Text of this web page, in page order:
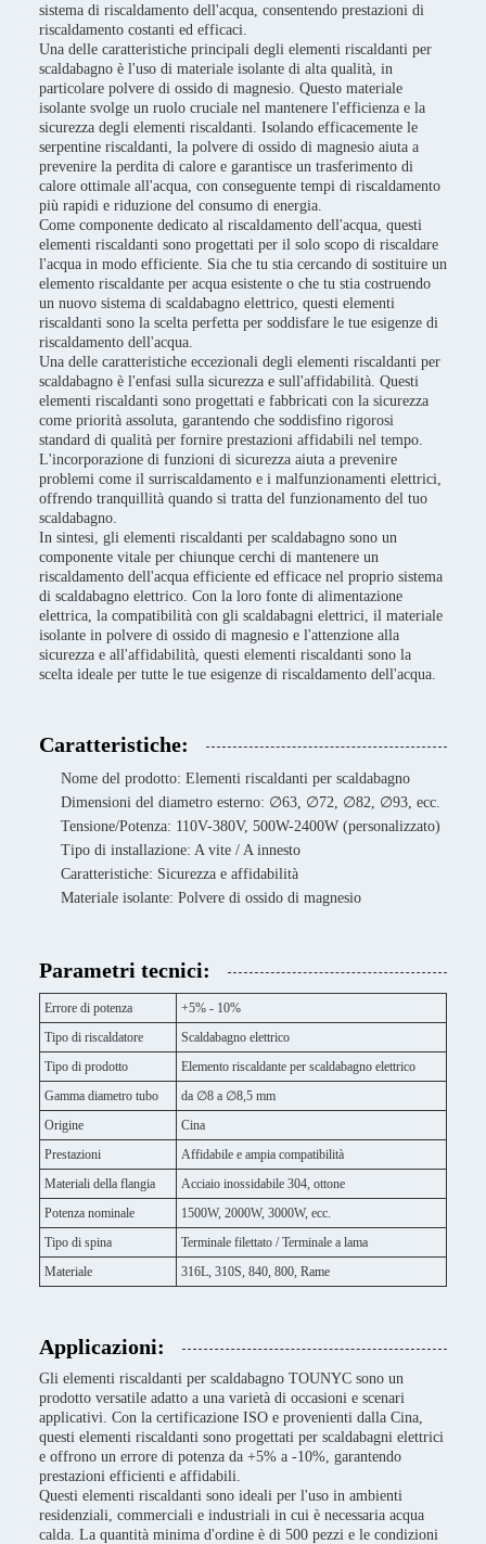
sistema di riscaldamento dell'acqua, consentendo prestazioni di
riscaldamento costanti ed efficaci.
Una delle caratteristiche principali degli elementi riscaldanti per
scaldabagno è l'uso di materiale isolante di alta qualità, in
particolare polvere di ossido di magnesio. Questo materiale
isolante svolge un ruolo cruciale nel mantenere l'efficienza e la
sicurezza degli elementi riscaldanti. Isolando efficacemente le
serpentine riscaldanti, la polvere di ossido di magnesio aiuta a
prevenire la perdita di calore e garantisce un trasferimento di
calore ottimale all'acqua, con conseguente tempi di riscaldamento
più rapidi e riduzione del consumo di energia.
Come componente dedicato al riscaldamento dell'acqua, questi
elementi riscaldanti sono progettati per il solo scopo di riscaldare
l'acqua in modo efficiente. Sia che tu stia cercando di sostituire un
elemento riscaldante per acqua esistente o che tu stia costruendo
un nuovo sistema di scaldabagno elettrico, questi elementi
riscaldanti sono la scelta perfetta per soddisfare le tue esigenze di
riscaldamento dell'acqua.
Una delle caratteristiche eccezionali degli elementi riscaldanti per
scaldabagno è l'enfasi sulla sicurezza e sull'affidabilità. Questi
elementi riscaldanti sono progettati e fabbricati con la sicurezza
come priorità assoluta, garantendo che soddisfino rigorosi
standard di qualità per fornire prestazioni affidabili nel tempo.
L'incorporazione di funzioni di sicurezza aiuta a prevenire
problemi come il surriscaldamento e i malfunzionamenti elettrici,
offrendo tranquillità quando si tratta del funzionamento del tuo
scaldabagno.
In sintesi, gli elementi riscaldanti per scaldabagno sono un
componente vitale per chiunque cerchi di mantenere un
riscaldamento dell'acqua efficiente ed efficace nel proprio sistema
di scaldabagno elettrico. Con la loro fonte di alimentazione
elettrica, la compatibilità con gli scaldabagni elettrici, il materiale
isolante in polvere di ossido di magnesio e l'attenzione alla
sicurezza e all'affidabilità, questi elementi riscaldanti sono la
scelta ideale per tutte le tue esigenze di riscaldamento dell'acqua.
Caratteristiche:
Nome del prodotto: Elementi riscaldanti per scaldabagno
Dimensioni del diametro esterno: ∅63, ∅72, ∅82, ∅93, ecc.
Tensione/Potenza: 110V-380V, 500W-2400W (personalizzato)
Tipo di installazione: A vite / A innesto
Caratteristiche: Sicurezza e affidabilità
Materiale isolante: Polvere di ossido di magnesio
Parametri tecnici:
Errore di potenza
+5% - 10%
Tipo di riscaldatore
Scaldabagno elettrico
Tipo di prodotto
Elemento riscaldante per scaldabagno elettrico
Gamma diametro tubo
da ∅8 a ∅8,5 mm
Origine
Cina
Prestazioni
Affidabile e ampia compatibilità
Materiali della flangia
Acciaio inossidabile 304, ottone
Potenza nominale
1500W, 2000W, 3000W, ecc.
Tipo di spina
Terminale filettato / Terminale a lama
Materiale
316L, 310S, 840, 800, Rame
Applicazioni:
Gli elementi riscaldanti per scaldabagno TOUNYC sono un
prodotto versatile adatto a una varietà di occasioni e scenari
applicativi. Con la certificazione ISO e provenienti dalla Cina,
questi elementi riscaldanti sono progettati per scaldabagni elettrici
e offrono un errore di potenza da +5% a -10%, garantendo
prestazioni efficienti e affidabili.
Questi elementi riscaldanti sono ideali per l'uso in ambienti
residenziali, commerciali e industriali in cui è necessaria acqua
calda. La quantità minima d'ordine è di 500 pezzi e le condizioni